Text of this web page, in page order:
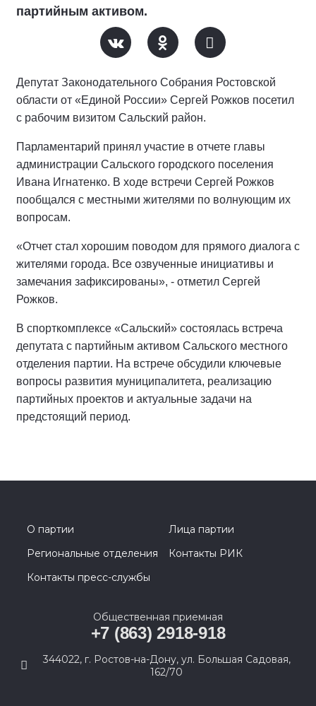
партийным активом.
Депутат Законодательного Собрания Ростовской
области от «Единой России» Сергей Рожков посетил
с рабочим визитом Сальский район.
Парламентарий принял участие в отчете главы
администрации Сальского городского поселения
Ивана Игнатенко. В ходе встречи Сергей Рожков
пообщался с местными жителями по волнующим их
вопросам.
«Отчет стал хорошим поводом для прямого диалога с
жителями города. Все озвученные инициативы и
замечания зафиксированы», - отметил Сергей
Рожков.
В спорткомплексе «Сальский» состоялась встреча
депутата с партийным активом Сальского местного
отделения партии. На встрече обсудили ключевые
вопросы развития муниципалитета, реализацию
партийных проектов и актуальные задачи на
предстоящий период.
О партии
Лица партии
Региональные отделения
Контакты РИК
Контакты пресс-службы
Общественная приемная
+7 (863) 2918-918
344022, г. Ростов-на-Дону, ул. Большая Садовая,
162/70